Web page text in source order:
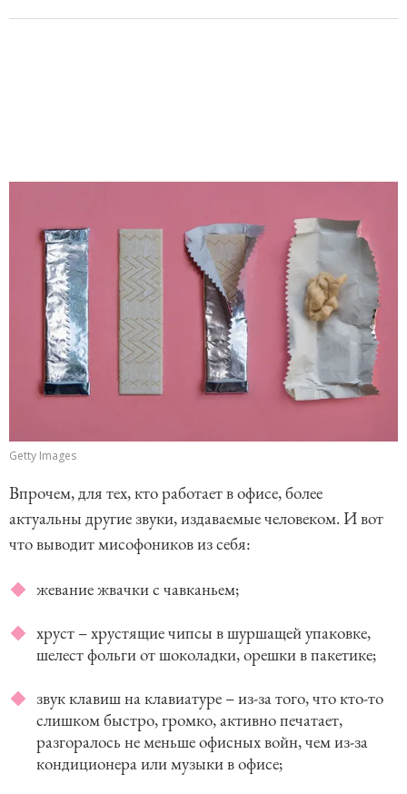
Getty Images
Впрочем, для тех, кто работает в офисе, более
актуальны другие звуки, издаваемые человеком. И вот
что выводит мисофоников из себя:
жевание жвачки с чавканьем;
хруст – хрустящие чипсы в шуршащей упаковке,
шелест фольги от шоколадки, орешки в пакетике;
звук клавиш на клавиатуре – из-за того, что кто-то
слишком быстро, громко, активно печатает,
разгоралось не меньше офисных войн, чем из-за
кондиционера или музыки в офисе;